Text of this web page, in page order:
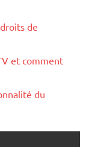
de
et comment
du